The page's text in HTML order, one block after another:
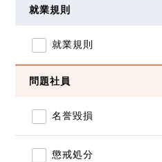
就業規則
就業規則
問題社員
名誉毀損
懲戒処分